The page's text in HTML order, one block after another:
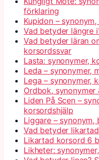
förklaring
Kupidon –
Vad betyder längre
Vad betyder läran
korsordssvar
Lasta: synonymer,
Leda – synonymer,
Lega – synonymer,
Ordbok, synonymer
Liden På Scen –
korsordshjälp
Liggare –
Vad betyder
Likartad korsord 6
Likheter: